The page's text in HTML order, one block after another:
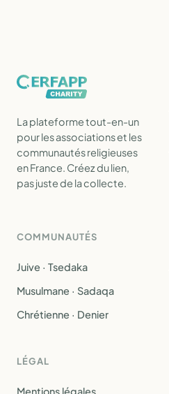
La plateforme tout-en-un
pour les associations et les
communautés religieuses
en France. Créez du lien,
pas juste de la collecte.
COMMUNAUTÉS
Juive · Tsedaka
Musulmane · Sadaqa
Chrétienne · Denier
LÉGAL
Mentions légales